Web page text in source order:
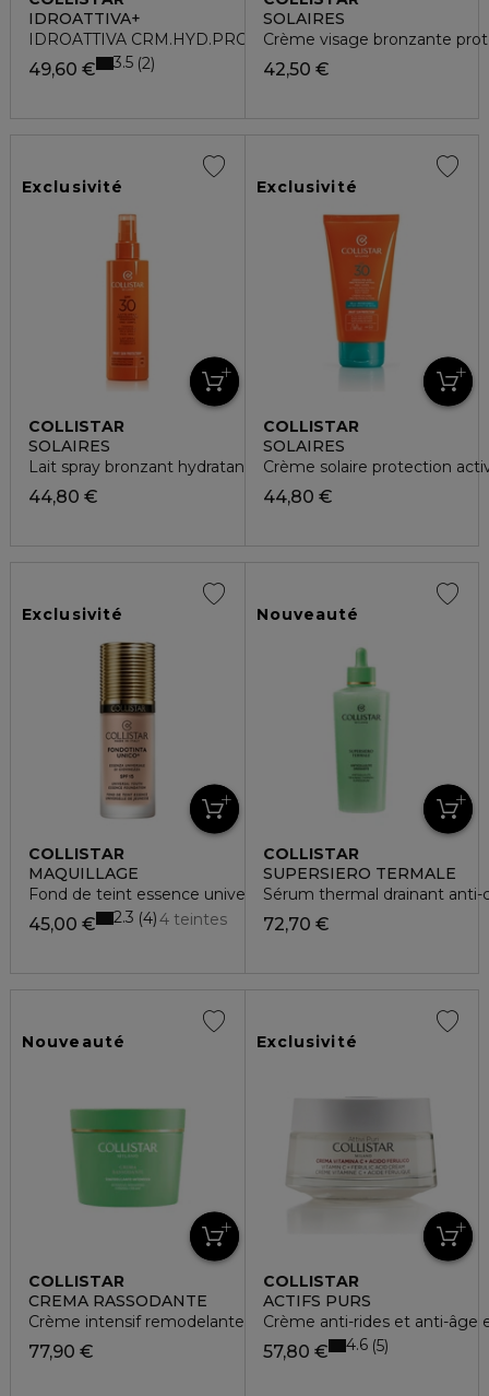
IDROATTIVA+
IDROATTIVA CRM.HYD.PROF.50ML POT
49,60 € 3.5 2
SOLAIRES
Crème visage bronzante
42,50 €
Exclusivité
COLLISTAR
SOLAIRES
Lait spray bronzant hydratant SPF30 visage-corps
44,80 €
Exclusivité
COLLISTAR
SOLAIRES
Crème solaire protection
44,80 €
Exclusivité
COLLISTAR
MAQUILLAGE
Fond de teint essence universelle de jeunesse SPF15
45,00 € 4 teintes
2.3 4
Nouveauté
COLLISTAR
SUPERSIERO TERMALE
Sérum thermal drainant anti-
72,70 €
Nouveauté
COLLISTAR
CREMA RASSODANTE
Crème intensif remodelante et raffermissante
77,90 €
Exclusivité
COLLISTAR
ACTIFS PURS
Crème anti-rides et anti-âge
57,80 € 4.6 5